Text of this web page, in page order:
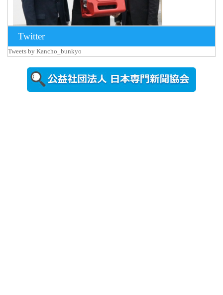
2026年8月5日
更新
農工大で大
Twitter
Tweets by Kancho_bunkyo